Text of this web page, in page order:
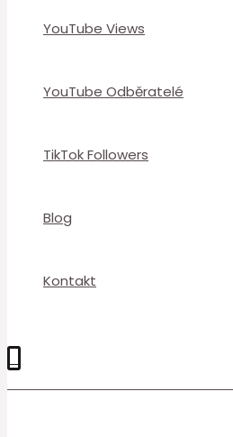
YouTube Views
YouTube Odběratelé
TikTok Followers
Blog
Kontakt